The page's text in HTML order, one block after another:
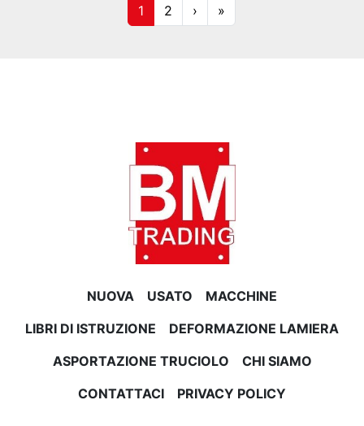
1 2 › »
NUOVA USATO
MACCHINE
LIBRI DI ISTRUZIONE
DEFORMAZIONE LAMIERA
ASPORTAZIONE TRUCIOLO
CHI SIAMO
CONTATTACI
PRIVACY POLICY